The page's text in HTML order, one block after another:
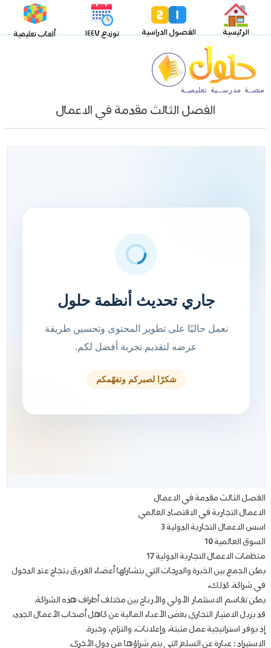
الرئيسية الفصول الدراسية توزيع ١٤٤٧ ألعاب تعليمية
الفصل الثالث مقدمة في الاعمال
الفصل الثالث مقدمة في الاعمال
الاعمال التجارية في الاقتصاد العالمي
اسس الاعمال التجارية الدولية 3
السوق العالمية 10
منظمات الاعمال التجارية الدولية 17
يمكن الجمع بين الخبرة والدرجات التي يتشاركها أعضاء الفريق بنجاح عند الدخول
في شراكة. كذلك،
يمكن تقاسم الاستثمار الأولي والأرباح بين مختلف أطراف هذه الشراكة.
قد يزيل الامتياز التجاري بعض الأعباء المالية عن كاهل أصحاب الأعمال الجدد،
إذ يوفر استراتيجية عمل مثبتة، وإعلانات، والتزام، وخبرة.
الاستيراد : عبارة عن السلع التي يتم شراؤها من دول الأخرى.